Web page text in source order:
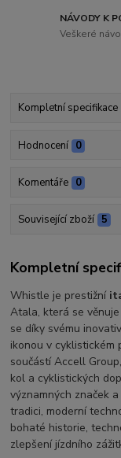
NÁVODY K
Veškeré
Kompletní specifikace
Hodnocení 0
Komentáře 0
Související zboží 5
Kompletní
Whistle je prestižní
Atala, která se
se díky svému
ikonou v
součástí Accell
kol a cyklistických
významných značek
tradici, moderní
bohaté historie,
zlepšení jízdního